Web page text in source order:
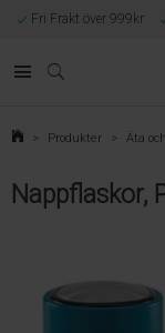
Fri Frakt över 999kr
> Produkter > Äta
Nappflaskor,